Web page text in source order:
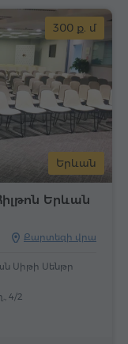
Երևան
300 ք. մ
Երևան
Քարտեզի վրա
Սիթի Սենթր
4/2